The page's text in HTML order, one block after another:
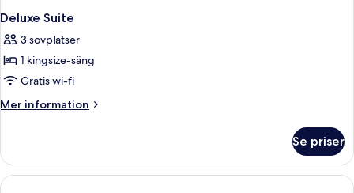
Deluxe Suite
3 sovplatser
1 kingsize-säng
Gratis wi-fi
Mer information
Mer
Suite
Se priser